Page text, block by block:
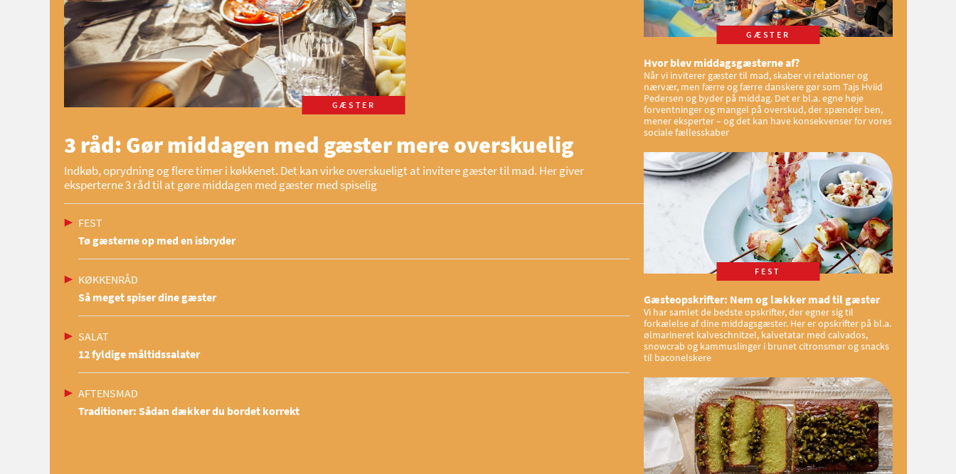
GÆSTER
3 råd: Gør middagen med gæster mere overskuelig
Indkøb, oprydning og flere timer i køkkenet. Det kan virke overskueligt at invitere gæster til mad. Her giver
eksperterne 3 råd til at gøre middagen med gæster med spiselig
FEST
Tø gæsterne op med en isbryder
KØKKENRÅD
Så meget spiser dine gæster
SALAT
12 fyldige måltidssalater
AFTENSMAD
Traditioner: Sådan dækker du bordet korrekt
GÆSTER
Hvor blev middagsgæsterne af?
Når vi inviterer gæster til mad, skaber vi relationer og
nærvær, men færre og færre danskere gør som Tajs Hviid
Pedersen og byder på middag. Det er bl.a. egne høje
forventninger og mangel på overskud, der spænder ben,
mener eksperter – og det kan have konsekvenser for vores
sociale fællesskaber
FEST
Gæsteopskrifter: Nem og lækker mad til gæster
Vi har samlet de bedste opskrifter, der egner sig til
forkælelse af dine middagsgæster. Her er opskrifter på bl.a.
ølmarineret kalveschnitzel, kalvetatar med calvados,
snowcrab og kammuslinger i brunet citronsmør og snacks
til baconelskere